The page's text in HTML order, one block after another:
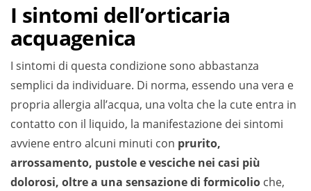
I sintomi dell’orticaria
acquagenica
I sintomi di questa condizione sono abbastanza
semplici da individuare. Di norma, essendo una vera e
propria allergia all’acqua, una volta che la cute entra in
contatto con il liquido, la manifestazione dei sintomi
avviene entro alcuni minuti con prurito,
arrossamento, pustole e vesciche nei casi più
dolorosi, oltre a una sensazione di formicolio che,